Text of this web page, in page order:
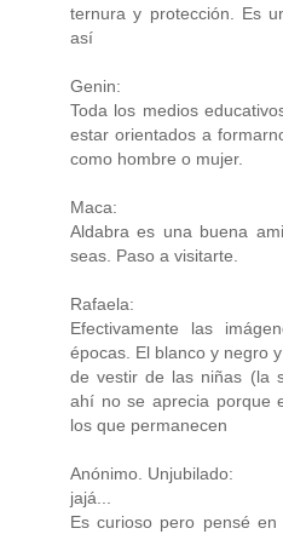
ternura y protección. Es
así
Genin:
Toda los medios
estar orientados a
como hombre o mujer.
Maca:
Aldabra es una buena
seas. Paso a visitarte.
Rafaela:
Efectivamente las
épocas. El blanco y negro
de vestir de las niñas (la
ahí no se aprecia porque
los que permanecen
Anónimo. Unjubilado:
jajá...
Es curioso pero pensé